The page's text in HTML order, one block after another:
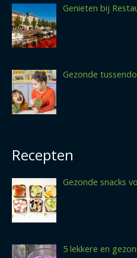
Genieten bij
Gezonde
Recepten
Gezonde snacks
5 lekkere en